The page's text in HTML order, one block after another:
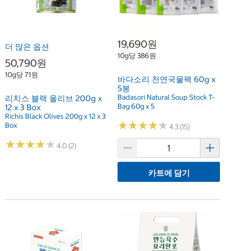
더 많은 옵션
50,790원
10g당 71원
리치스 블랙 올리브 200g x
12 x 3 Box
Richis Black Olives 200g x 12 x 3
Box
★★★★★
★★★★★ 4.0 (2)
19,690원
10g당 386원
바다소리 천연국물팩 60g x
5봉
Badasori Natural Soup Stock T-
Bag 60g x 5
★★★★★
★★★★★ 4.3 (15)
카트에 담기